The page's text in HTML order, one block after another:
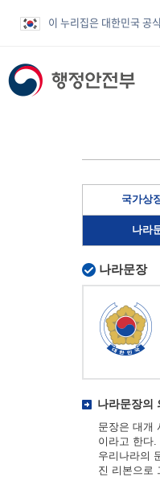
이 누리집은 대한민국 공
국가상
나라
나라문장
나라문장의
문장은 대개
이라고 한다.
우리나라의
진 리본으로